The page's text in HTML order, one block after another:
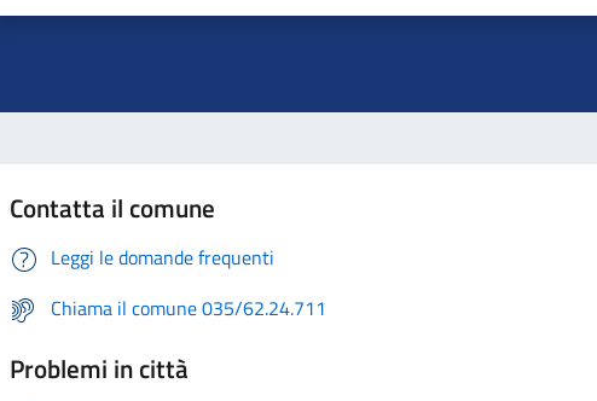
Contatta il comune
Leggi le domande frequenti
Chiama il comune 035/62.24.711
Problemi in città